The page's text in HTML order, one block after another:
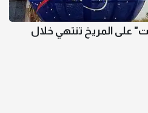
على المريخ تنتهي خلال